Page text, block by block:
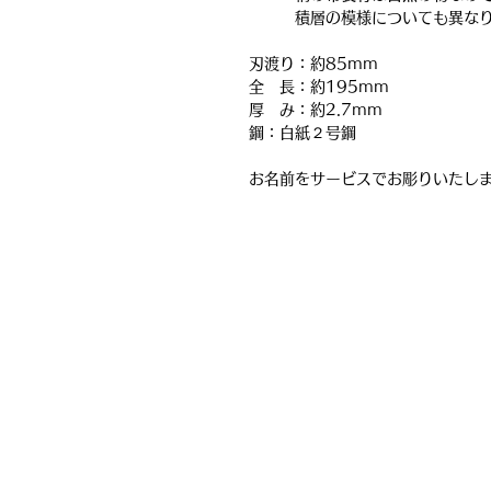
積層の模様についても異なり
刃渡り：約85mm
全 長：約195mm
厚 み：約2.7mm
鋼：白紙２号鋼
お名前をサービスでお彫りいたしま